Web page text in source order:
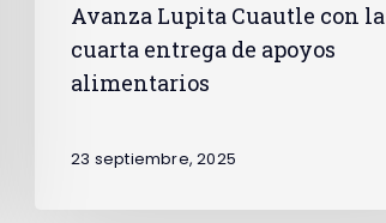
Avanza Lupita Cuautle con la
cuarta entrega de apoyos
alimentarios
23 septiembre, 2025